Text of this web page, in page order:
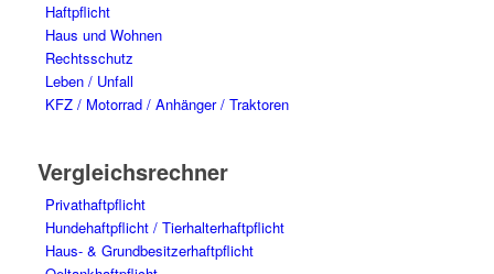
Haftpflicht
Haus und Wohnen
Rechtsschutz
Leben / Unfall
KFZ / Motorrad / Anhänger / Traktoren
Vergleichsrechner
Privathaftpflicht
Hundehaftpflicht / Tierhalterhaftpflicht
Haus- & Grundbesitzerhaftpflicht